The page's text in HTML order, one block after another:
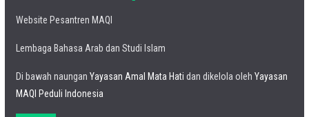
Website Pesantren MAQI
Lembaga Bahasa Arab dan Studi Islam
Di bawah naungan Yayasan Amal Mata Hati dan dikelola oleh Yayasan
MAQI Peduli Indonesia